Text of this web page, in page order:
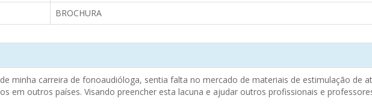
BROCHURA
minha carreira de fonoaudióloga, sentia falta no mercado de materiais de estimulação de
em outros países. Visando preencher esta lacuna e ajudar outros profissionais e